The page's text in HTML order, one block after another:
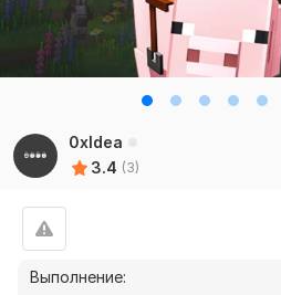
0xIdea
3.4 (3)
Выполнение: